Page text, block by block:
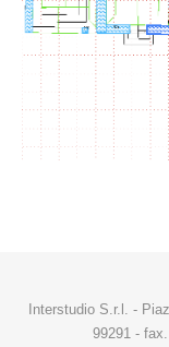
Interstudio S.r.l. -
99291 -